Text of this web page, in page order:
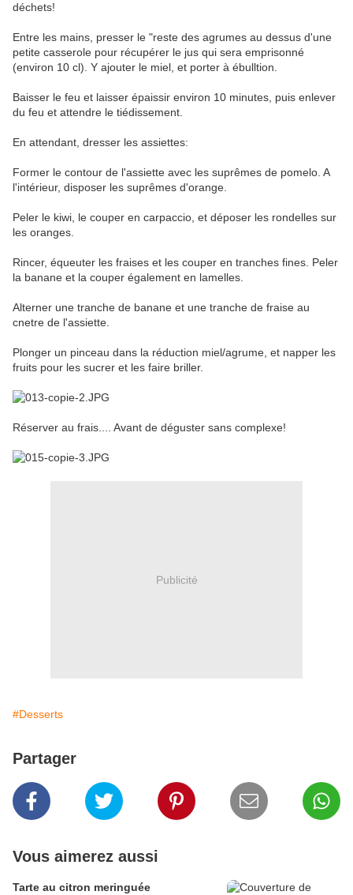
déchets!
Entre les mains, presser le "reste des agrumes au dessus d'une
petite casserole pour récupérer le jus qui sera emprisonné
(environ 10 cl). Y ajouter le miel, et porter à ébulltion.
Baisser le feu et laisser épaissir environ 10 minutes, puis enlever
du feu et attendre le tiédissement.
En attendant, dresser les assiettes:
Former le contour de l'assiette avec les suprêmes de pomelo. A
l'intérieur, disposer les suprêmes d'orange.
Peler le kiwi, le couper en carpaccio, et déposer les rondelles sur
les oranges.
Rincer, équeuter les fraises et les couper en tranches fines. Peler
la banane et la couper également en lamelles.
Alterner une tranche de banane et une tranche de fraise au
cnetre de l'assiette.
Plonger un pinceau dans la réduction miel/agrume, et napper les
fruits pour les sucrer et les faire briller.
Réserver au frais.... Avant de déguster sans complexe!
Publicité
#Desserts
Partager
Vous aimerez aussi
Tarte au citron meringuée